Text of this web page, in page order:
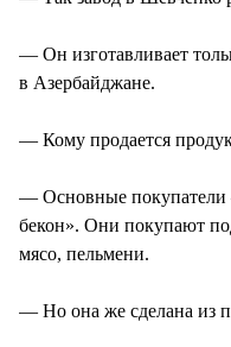
— Он изготавливает
в Азербайджане.
— Кому продается
— Основные
бекон». Они покупают
мясо, пельмени.
— Но она же сделана из